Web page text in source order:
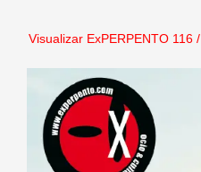
Visualizar ExPERPENTO 116/